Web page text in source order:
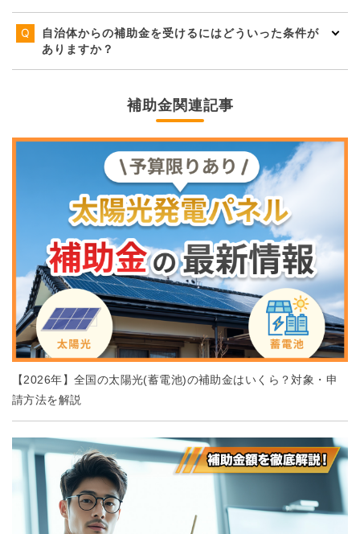
自治体からの補助金を受けるにはどういった条件が
ありますか？
補助金関連記事
【2026年】全国の太陽光(蓄電池)の補助金はいくら？対象・申
請方法を解説